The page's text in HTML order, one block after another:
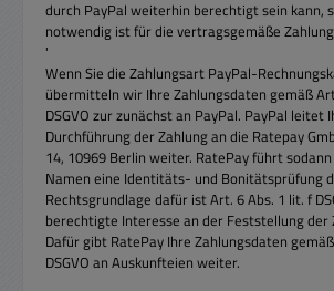
durch PayPal weiterhin berechtigt sein kann,
notwendig ist für die vertragsgemäße
'
Wenn Sie die Zahlungsart PayPal-
übermitteln wir Ihre Zahlungsdaten gemäß
DSGVO zur zunächst an PayPal. PayPal leitet
Durchführung der Zahlung an die Ratepay
14, 10969 Berlin weiter. RatePay führt
Namen eine Identitäts- und Bonitätsprüfung
Rechtsgrundlage dafür ist Art. 6 Abs. 1 lit. f
berechtigte Interesse an der Feststellung der
Dafür gibt RatePay Ihre Zahlungsdaten
DSGVO an Auskunfteien weiter.